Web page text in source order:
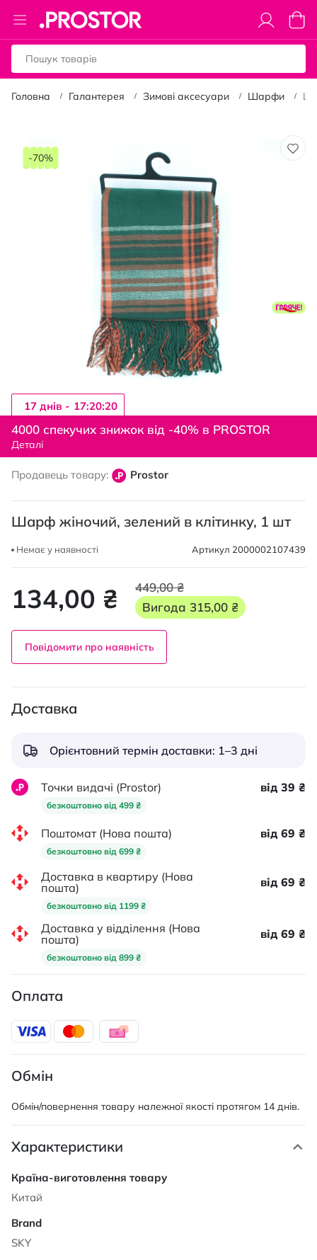
Toggle
Nav
Кошик
Головна Галантерея Зимові аксесуари Шарфи
кінця
-70%
Перейти
до
початку
галереї
4000 спекучих знижок від -40% в PROSTOR
Деталі
17 днiв - 17:20:19
Продавець товару: Prostor
Шарф жіночий, зелений в клітинку, 1 шт
Немає у наявності Артикул 2000002107439
134,00 ₴
449,00 ₴
Вигода 315,00 ₴
Повідомити про наявність
Доставка
Орієнтовний термін доставки: 1–3 дні
Точки видачі (Prostor)
безкоштовно від 499 ₴
від 39 ₴
Поштомат (Нова пошта)
безкоштовно від 699 ₴
від 69 ₴
Доставка в квартиру (Нова
пошта)
безкоштовно від 1199 ₴
від 69 ₴
Доставка у відділення (Нова
пошта)
безкоштовно від 899 ₴
від 69 ₴
Оплата
Обмін
Обмін/повернення товару належної якості протягом 14 днів.
Характеристики
Характеристики
Китай
SKY